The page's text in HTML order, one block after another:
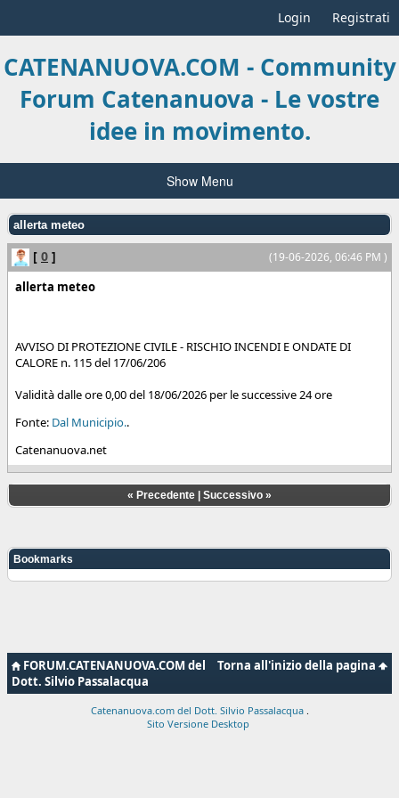
Login Registrati
CATENANUOVA.COM - Community
Forum Catenanuova - Le vostre
idee in movimento.
Show Menu
allerta meteo
(19-06-2026, 06:46 PM )
[ 0 ]
allerta meteo
AVVISO DI PROTEZIONE CIVILE - RISCHIO INCENDI E ONDATE DI
CALORE n. 115 del 17/06/206
Validità dalle ore 0,00 del 18/06/2026 per le successive 24 ore
Fonte: Dal Municipio..
Catenanuova.net
« Precedente Successivo »
Bookmarks
Torna all'inizio della pagina
FORUM.CATENANUOVA.COM del
Dott. Silvio Passalacqua
Catenanuova.com del Dott. Silvio Passalacqua
Sito Versione Desktop